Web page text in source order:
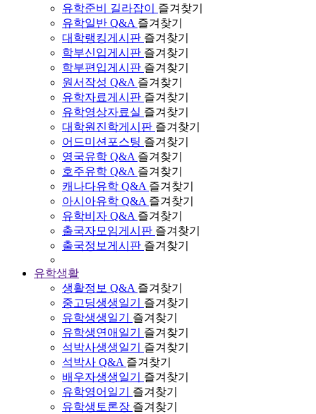
유학준비 길라잡이
즐겨찾기
유학일반 Q&A 즐겨찾기
대학랭킹게시판 즐겨찾기
학부신입게시판 즐겨찾기
학부편입게시판 즐겨찾기
원서작성 Q&A 즐겨찾기
유학자료게시판 즐겨찾기
유학영상자료실 즐겨찾기
대학원진학게시판 즐겨찾기
어드미션포스팅 즐겨찾기
영국유학 Q&A 즐겨찾기
호주유학 Q&A 즐겨찾기
캐나다유학 Q&A 즐겨찾기
아시아유학 Q&A 즐겨찾기
유학비자 Q&A 즐겨찾기
출국자모임게시판 즐겨찾기
출국정보게시판 즐겨찾기
유학생활
생활정보 Q&A 즐겨찾기
중고딩생생일기
즐겨찾기
유학생생일기
즐겨찾기
유학생연애일기
즐겨찾기
석박사생생일기
즐겨찾기
석박사 Q&A 즐겨찾기
배우자생생일기
즐겨찾기
유학영어일기
즐겨찾기
유학생토론장 즐겨찾기